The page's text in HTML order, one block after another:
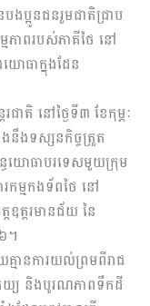
បងប្អូនជនរួមជាតិជ្រាប
ភាពរបស់ភាគីថៃ នៅ
ោធាក្នុងដែន
ាតិ នៅថ្ងៃទី៣ ខែកុម្ភៈ
ងនឹងទស្សនកិច្ចត្រួត
ធយោធាបរទេសមួយក្រុម
កម្មកងទ័ពថៃ នៅ
ឧត្តរមានជ័យ នៃ
។
មានការយល់ព្រមពីរាជ
េយ្យ និងបូរណភាពទឹកដី